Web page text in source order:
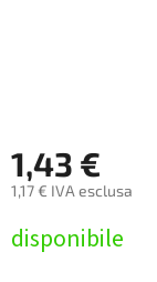
1,43 €
1,17 € IVA esclusa
della
disponibile